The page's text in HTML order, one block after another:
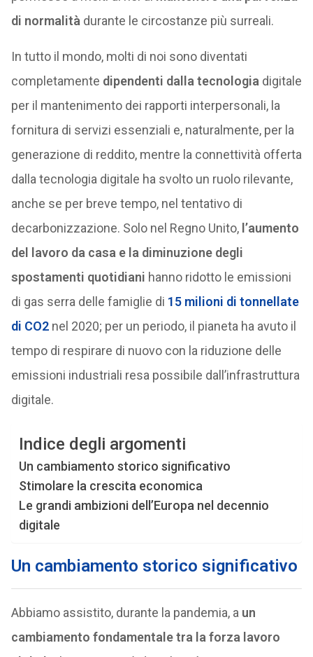
di normalità durante le circostanze più surreali.
In tutto il mondo, molti di noi sono diventati
completamente dipendenti dalla tecnologia digitale
per il mantenimento dei rapporti interpersonali, la
fornitura di servizi essenziali e, naturalmente, per la
generazione di reddito, mentre la connettività offerta
dalla tecnologia digitale ha svolto un ruolo rilevante,
anche se per breve tempo, nel tentativo di
decarbonizzazione. Solo nel Regno Unito, l’aumento
del lavoro da casa e la diminuzione degli
spostamenti quotidiani hanno ridotto le emissioni
di gas serra delle famiglie di 15 milioni di tonnellate
di CO2nel 2020; per un periodo, il pianeta ha avuto il
tempo di respirare di nuovo con la riduzione delle
emissioni industriali resa possibile dall’infrastruttura
digitale.
Indice degli argomenti
Un cambiamento storico significativo
Stimolare la crescita economica
Le grandi ambizioni dell’Europa nel decennio
digitale
Un cambiamento storico significativo
Abbiamo assistito, durante la pandemia, a un
cambiamento fondamentale tra la forza lavoro